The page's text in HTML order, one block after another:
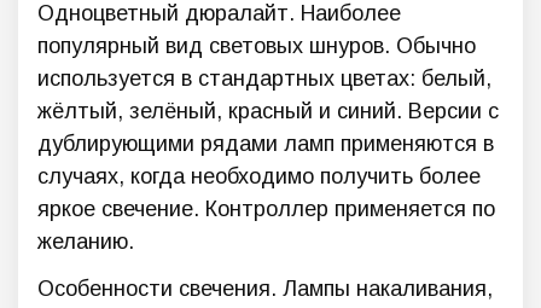
Одноцветный дюралайт. Наиболее
популярный вид световых шнуров. Обычно
используется в стандартных цветах: белый,
жёлтый, зелёный, красный и синий. Версии с
дублирующими рядами ламп применяются в
случаях, когда необходимо получить более
яркое свечение. Контроллер применяется по
желанию.
Особенности свечения. Лампы накаливания,